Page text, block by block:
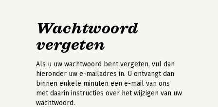
Wachtwoord
vergeten
Als u uw wachtwoord bent vergeten, vul dan
hieronder uw e-mailadres in. U ontvangt dan
binnen enkele minuten een e-mail van ons
met daarin instructies over het wijzigen van uw
wachtwoord.